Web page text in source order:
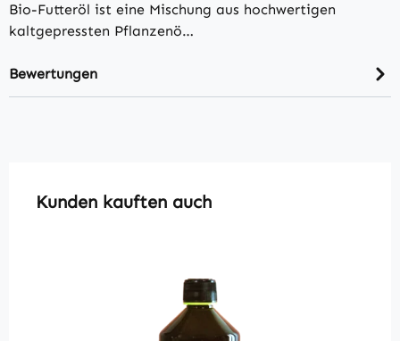
Bio-Futteröl ist eine Mischung aus hochwertigen
kaltgepressten Pflanzenö…
Bewertungen
Produktgalerie überspringen
Kunden kauften auch